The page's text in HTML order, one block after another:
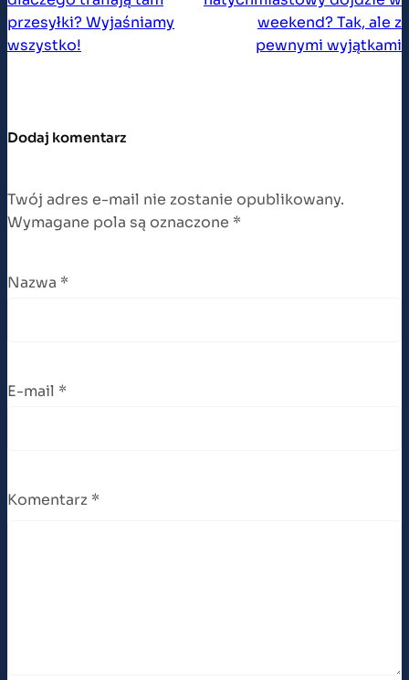
przesyłki? Wyjaśniamy
wszystko!
weekend? Tak, ale z
pewnymi wyjątkami
Dodaj komentarz
Twój adres e-mail nie zostanie opublikowany.
Wymagane pola są oznaczone *
Nazwa *
E-mail *
Komentarz *